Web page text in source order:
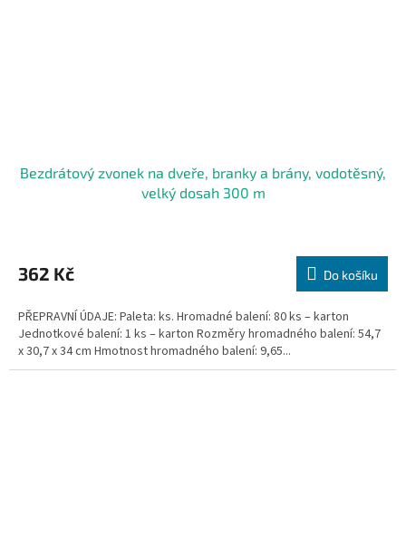
Bezdrátový zvonek na dveře, branky a brány, vodotěsný,
velký dosah 300 m
362 Kč Do košíku
PŘEPRAVNÍ ÚDAJE: Paleta: ks. Hromadné balení: 80 ks – karton
Jednotkové balení: 1 ks – karton Rozměry hromadného balení: 54,7
x 30,7 x 34 cm Hmotnost hromadného balení: 9,65...